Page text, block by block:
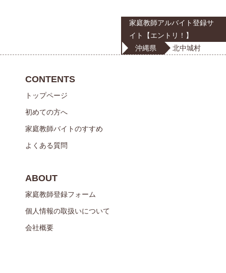
家庭教師アルバイト登録サ
イト【エントリ！】
沖縄県
北中城村
CONTENTS
トップページ
初めての方へ
家庭教師バイトのすすめ
よくある質問
ABOUT
家庭教師登録フォーム
個人情報の取扱いについて
会社概要